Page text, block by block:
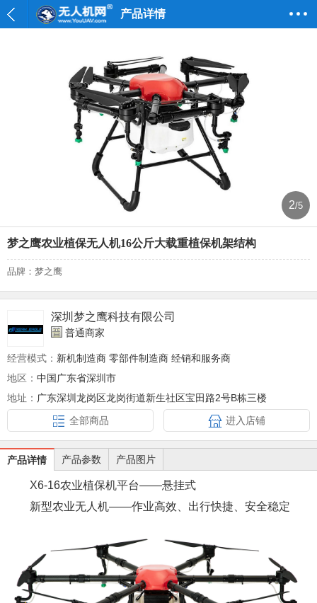
产品详情
2/5
梦之鹰农业植保无人机16公斤大载重植保机架结构
品牌：梦之鹰
深圳梦之鹰科技有限公司
普通商家
经营模式： 新机制造商 零部件制造商 经销和服务商
地区： 中国广东省深圳市
地址： 广东深圳龙岗区龙岗街道新生社区宝田路2号B栋三楼
全部商品
进入店铺
产品详情 产品参数 产品图片
X6-16农业植保机平台——悬挂式
新型农业无人机——作业高效、出行快捷、安全稳定